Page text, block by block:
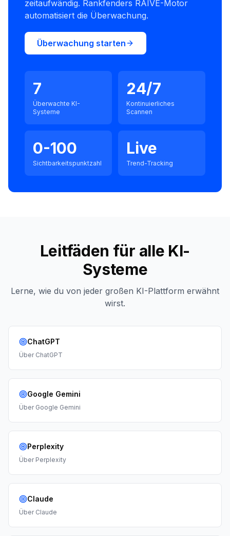
zeitaufwändig. Rankfenders RAIVE-Motor
automatisiert die Überwachung.
Überwachung starten
7
Überwachte KI-
Systeme
24/7
Kontinuierliches
Scannen
0-100
Sichtbarkeitspunktzahl
Live
Trend-Tracking
Leitfäden für alle KI-
Systeme
Lerne, wie du von jeder großen KI-Plattform erwähnt
wirst.
ChatGPT
Über ChatGPT
Google Gemini
Über Google Gemini
Perplexity
Über Perplexity
Claude
Über Claude